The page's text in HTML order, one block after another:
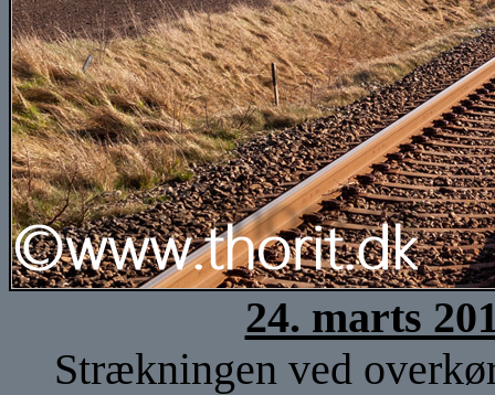
24. marts
Strækningen ved